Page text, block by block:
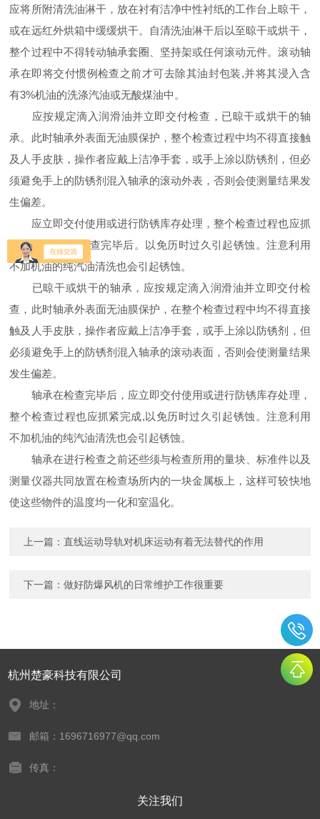
应将所附清洗油淋干，放在衬有洁净中性衬纸的工作台上晾干，
或在远红外烘箱中缓缓烘干。自清洗油淋干后以至晾干或烘干，
整个过程中不得转动轴承套圈、坚持架或任何滚动元件。滚动轴
承在即将交付惯例检查之前才可去除其油封包装,并将其浸入含
有3%机油的洗涤汽油或无酸煤油中。
应按规定滴入润滑油并立即交付检查，已晾干或烘干的轴
承。此时轴承外表面无油膜保护，整个检查过程中均不得直接触
及人手皮肤，操作者应戴上洁净手套，或手上涂以防锈剂，但必
须避免手上的防锈剂混入轴承的滚动外表，否则会使测量结果发
生偏差。
应立即交付使用或进行防锈库存处理，整个检查过程也应抓
紧完成,轴承在检查完毕后。以免历时过久引起锈蚀。注意利用
不加机油的纯汽油清洗也会引起锈蚀。
已晾干或烘干的轴承，应按规定滴入润滑油并立即交付检
查，此时轴承外表面无油膜保护，在整个检查过程中均不得直接
触及人手皮肤，操作者应戴上洁净手套，或手上涂以防锈剂，但
必须避免手上的防锈剂混入轴承的滚动表面，否则会使测量结果
发生偏差。
轴承在检查完毕后，应立即交付使用或进行防锈库存处理，
整个检查过程也应抓紧完成,以免历时过久引起锈蚀。注意利用
不加机油的纯汽油清洗也会引起锈蚀。
轴承在进行检查之前还些须与检查所用的量块、标准件以及
测量仪器共同放置在检查场所内的一块金属板上，这样可较快地
使这些物件的温度均一化和室温化。
上一篇：直线运动导轨对机床运动有着无法替代的作用
下一篇：做好防爆风机的日常维护工作很重要
杭州楚豪科技有限公司
地址：
邮箱：1696716977@qq.com
传真：
关注我们